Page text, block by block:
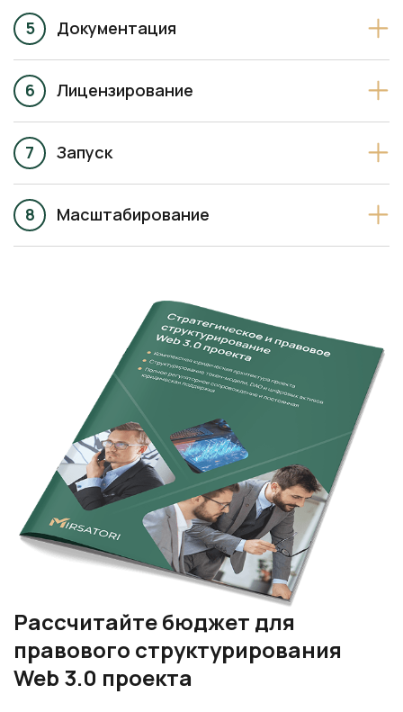
Документация
Лицензирование
Запуск
Масштабирование
Рассчитайте бюджет для
правового структурирования
Web 3.0 проекта